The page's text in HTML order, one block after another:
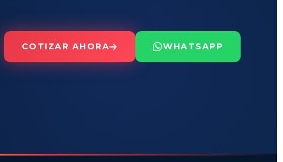
COTIZAR AHORA WHATSAPP